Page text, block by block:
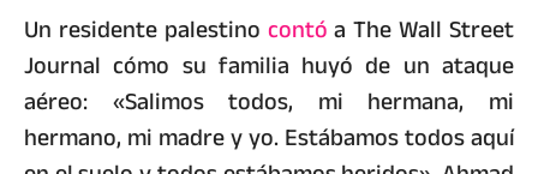
Un residente palestinocontóa The Wall Street
Journal cómo su familia huyó de un ataque
aéreo: «Salimos todos, mi hermana, mi
hermano, mi madre y yo. Estábamos todos aquí